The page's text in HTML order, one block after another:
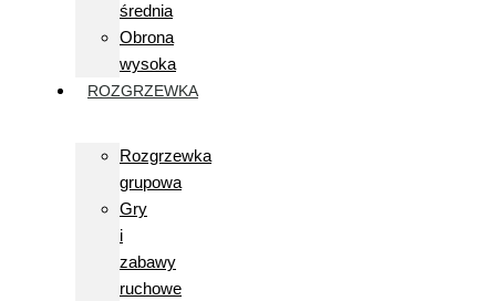
średnia
Obrona
wysoka
ROZGRZEWKA
Rozgrzewka
grupowa
Gry
i
zabawy
ruchowe